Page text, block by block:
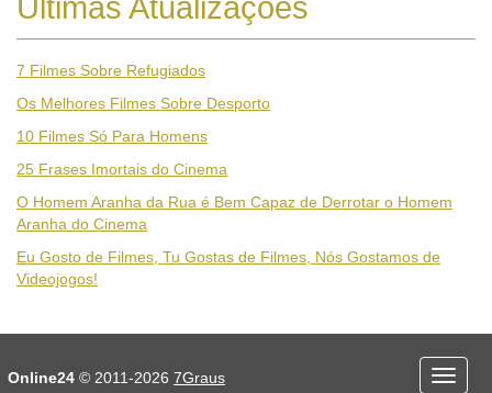
Últimas Atualizações
7 Filmes Sobre Refugiados
Os Melhores Filmes Sobre Desporto
10 Filmes Só Para Homens
25 Frases Imortais do Cinema
O Homem Aranha da Rua é Bem Capaz de Derrotar o Homem
Aranha do Cinema
Eu Gosto de Filmes, Tu Gostas de Filmes, Nós Gostamos de
Videojogos!
Educação
Online24 © 2011-2026 7Graus
Menu